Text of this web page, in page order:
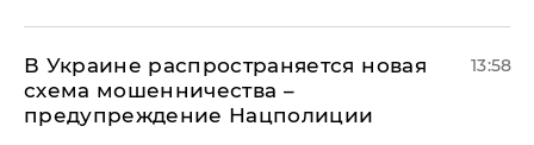
В Украине распространяется новая
схема мошенничества –
предупреждение Нацполиции
13:58